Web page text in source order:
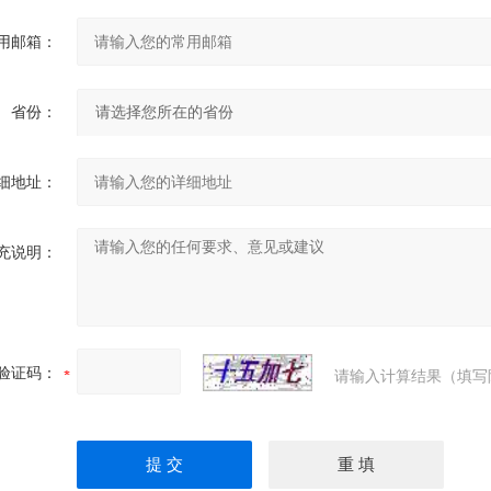
邮箱：
省份：
地址：
说明：
证码： 请输入计算结果（填